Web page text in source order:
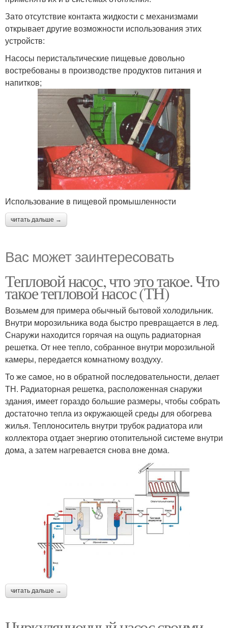
Зато отсутствие контакта жидкости с механизмами
открывает другие возможности использования этих
устройств:
Насосы перистальтические пищевые довольно
востребованы в производстве продуктов питания и
напитков;
Использование в пищевой промышленности
читать дальше →
Вас может заинтересовать
Тепловой насос, что это такое. Что
такое тепловой насос (ТН)
Возьмем для примера обычный бытовой холодильник.
Внутри морозильника вода быстро превращается в лед.
Снаружи находится горячая на ощупь радиаторная
решетка. От нее тепло, собранное внутри морозильной
камеры, передается комнатному воздуху.
То же самое, но в обратной последовательности, делает
ТН. Радиаторная решетка, расположенная снаружи
здания, имеет гораздо большие размеры, чтобы собрать
достаточно тепла из окружающей среды для обогрева
жилья. Теплоноситель внутри трубок радиатора или
коллектора отдает энергию отопительной системе внутри
дома, а затем нагревается снова вне дома.
читать дальше →